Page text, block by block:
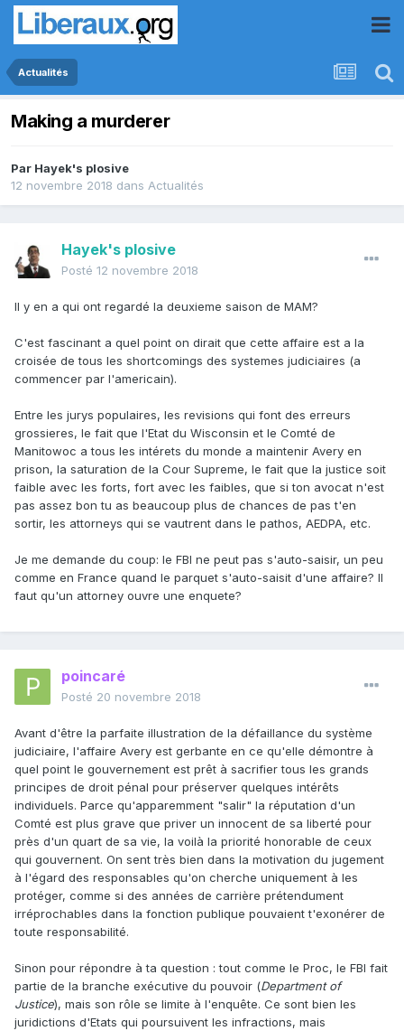
Actualités
Making a murderer
Par Hayek's plosive
12 novembre 2018 dans Actualités
Hayek's plosive
Posté 12 novembre 2018
Il y en a qui ont regardé la deuxieme saison de MAM?
C'est fascinant a quel point on dirait que cette affaire est a la
croisée de tous les shortcomings des systemes judiciaires (a
commencer par l'americain).
Entre les jurys populaires, les revisions qui font des erreurs
grossieres, le fait que l'Etat du Wisconsin et le Comté de
Manitowoc a tous les intérets du monde a maintenir Avery en
prison, la saturation de la Cour Supreme, le fait que la justice soit
faible avec les forts, fort avec les faibles, que si ton avocat n'est
pas assez bon tu as beaucoup plus de chances de pas t'en
sortir, les attorneys qui se vautrent dans le pathos, AEDPA, etc.
Je me demande du coup: le FBI ne peut pas s'auto-saisir, un peu
comme en France quand le parquet s'auto-saisit d'une affaire? Il
faut qu'un attorney ouvre une enquete?
poincaré
Posté 20 novembre 2018
Avant d'être la parfaite illustration de la défaillance du système
judiciaire, l'affaire Avery est gerbante en ce qu'elle démontre à
quel point le gouvernement est prêt à sacrifier tous les grands
principes de droit pénal pour préserver quelques intérêts
individuels. Parce qu'apparemment "salir" la réputation d'un
Comté est plus grave que priver un innocent de sa liberté pour
près d'un quart de sa vie, la voilà la priorité honorable de ceux
qui gouvernent. On sent très bien dans la motivation du jugement
à l'égard des responsables qu'on cherche uniquement à les
protéger, comme si des années de carrière prétendument
irréprochables dans la fonction publique pouvaient t'exonérer de
toute responsabilité.
Sinon pour répondre à ta question :tout comme le Proc, le FBI fait
partie de la branche exécutive du pouvoir (Department of
Justice), mais son rôle se limite à l'enquête. Ce sont bien les
juridictions d'Etats qui poursuivent les infractions, mais